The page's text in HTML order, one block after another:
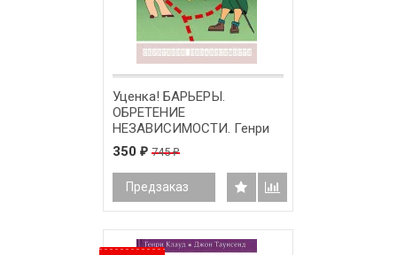
Уценка! БАРЬЕРЫ.
ОБРЕТЕНИЕ
НЕЗАВИСИМОСТИ. Генри
Клауд, Джон Таунсенд /
твердый переплет/
350 ₽ 745₽
Предзаказ